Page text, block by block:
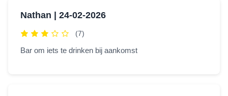
Nathan | 24-02-2026
(7)
Bar om iets te drinken bij aankomst